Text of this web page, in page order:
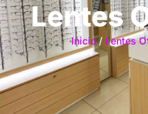
Lentes
Inicio/ Lentes